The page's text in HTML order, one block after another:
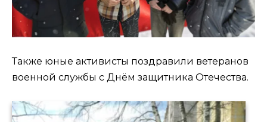
Также юные активисты поздравили ветеранов
военной службы с Днём защитника Отечества.